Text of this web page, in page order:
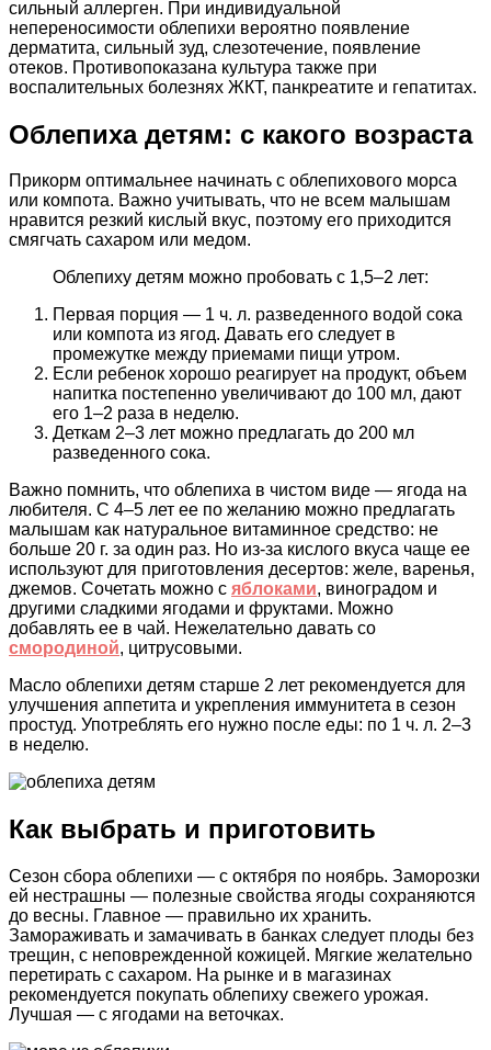
сильный аллерген. При индивидуальной
непереносимости облепихи вероятно появление
дерматита, сильный зуд, слезотечение, появление
отеков. Противопоказана культура также при
воспалительных болезнях ЖКТ, панкреатите и гепатитах.
Облепиха детям: с какого возраста
Прикорм оптимальнее начинать с облепихового морса
или компота. Важно учитывать, что не всем малышам
нравится резкий кислый вкус, поэтому его приходится
смягчать сахаром или медом.
Облепиху детям можно пробовать с 1,5–2 лет:
Первая порция — 1 ч. л. разведенного водой сока
или компота из ягод. Давать его следует в
промежутке между приемами пищи утром.
Если ребенок хорошо реагирует на продукт, объем
напитка постепенно увеличивают до 100 мл, дают
его 1–2 раза в неделю.
Деткам 2–3 лет можно предлагать до 200 мл
разведенного сока.
Важно помнить, что облепиха в чистом виде — ягода на
любителя. С 4–5 лет ее по желанию можно предлагать
малышам как натуральное витаминное средство: не
больше 20 г. за один раз. Но из-за кислого вкуса чаще ее
используют для приготовления десертов: желе, варенья,
джемов. Сочетать можно с яблоками, виноградом и
другими сладкими ягодами и фруктами. Можно
добавлять ее в чай. Нежелательно давать со
смородиной, цитрусовыми.
Масло облепихи детям старше 2 лет рекомендуется для
улучшения аппетита и укрепления иммунитета в сезон
простуд. Употреблять его нужно после еды: по 1 ч. л. 2–3
в неделю.
Как выбрать и приготовить
Сезон сбора облепихи — с октября по ноябрь. Заморозки
ей нестрашны — полезные свойства ягоды сохраняются
до весны. Главное — правильно их хранить.
Замораживать и замачивать в банках следует плоды без
трещин, с неповрежденной кожицей. Мягкие желательно
перетирать с сахаром. На рынке и в магазинах
рекомендуется покупать облепиху свежего урожая.
Лучшая — с ягодами на веточках.